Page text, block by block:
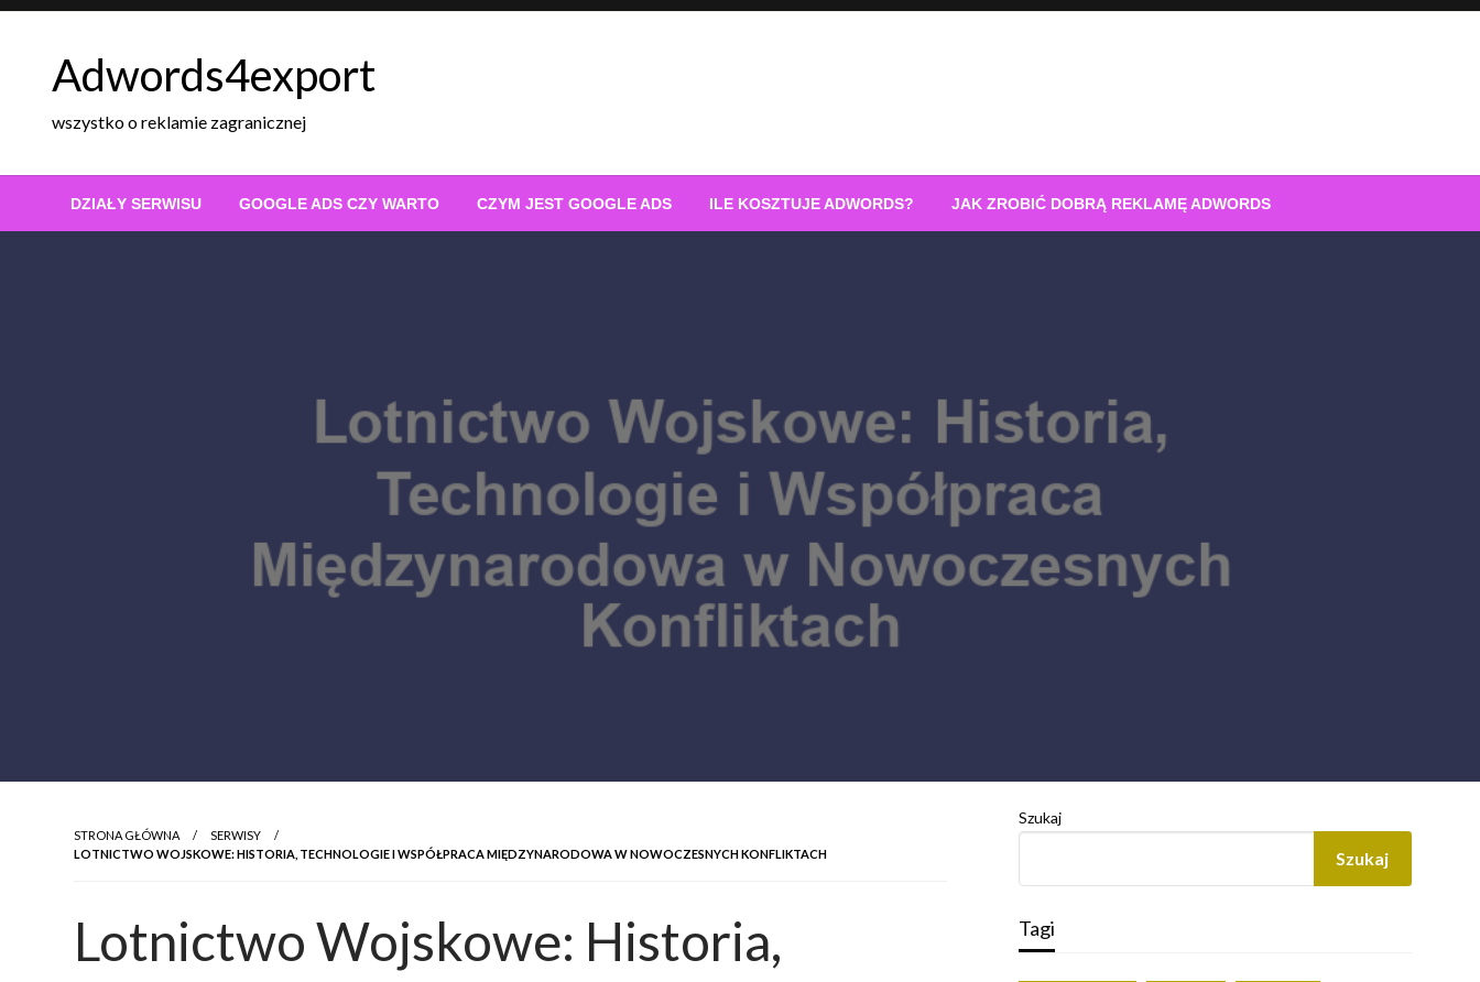
Skip
Adwords4export
wszystko o reklamie zagranicznej
DZIAŁY SERWISU GOOGLE ADS CZY WARTO CZYM JEST GOOGLE ADS ILE KOSZTUJE ADWORDS? JAK ZROBIĆ DOBRĄ REKLAMĘ ADWORDS
STRONA GŁÓWNA
SERWISY
LOTNICTWO WOJSKOWE: HISTORIA, TECHNOLOGIE I WSPÓŁPRACA MIĘDZYNARODOWA W NOWOCZESNYCH KONFLIKTACH
Lotnictwo Wojskowe: Historia,
Szukaj
Szukaj
Tagi